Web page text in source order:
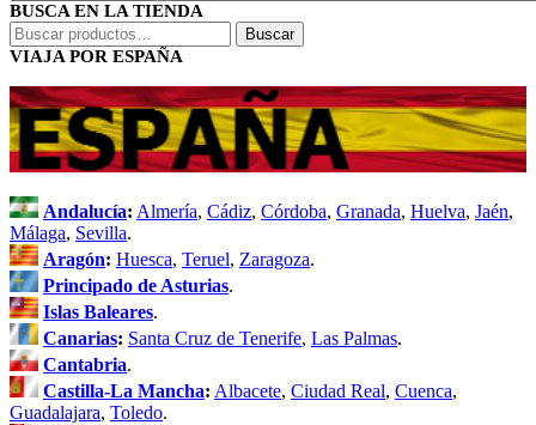
BUSCA EN LA TIENDA
Buscar
por:
Buscar
VIAJA POR ESPAÑA
Andalucía: Almería, Cádiz, Córdoba, Granada, Huelva, Jaén,
Málaga, Sevilla.
Aragón: Huesca, Teruel, Zaragoza.
Principado de Asturias.
Islas Baleares.
Canarias: Santa Cruz de Tenerife, Las Palmas.
Cantabria.
Castilla-La Mancha: Albacete, Ciudad Real, Cuenca,
Guadalajara, Toledo.